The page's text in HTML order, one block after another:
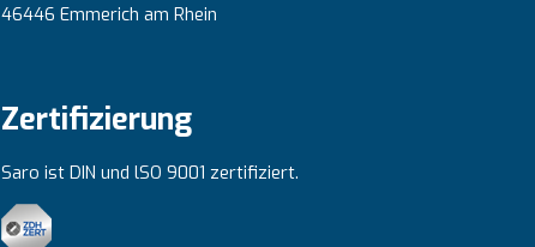
46446 Emmerich am Rhein
Zertifizierung
Saro ist DIN und lSO 9001 zertifiziert.